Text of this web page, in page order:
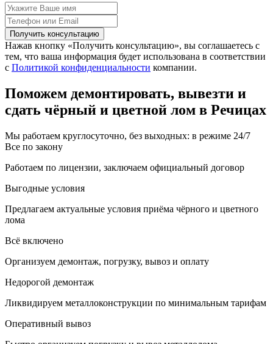
Получить консультацию
Нажав кнопку «Получить консультацию», вы соглашаетесь с
тем, что ваша информация будет использована в соответствии
с Политикой конфиденциальности компании.
Поможем демонтировать, вывезти и
сдать чёрный и цветной лом в Речицах
Мы работаем круглосуточно, без выходных: в режиме 24/7
Все по закону
Работаем по лицензии, заключаем официальный договор
Выгодные условия
Предлагаем актуальные условия приёма чёрного и цветного
лома
Всё включено
Организуем демонтаж, погрузку, вывоз и оплату
Недорогой демонтаж
Ликвидируем металлоконструкции по минимальным тарифам
Оперативный вывоз